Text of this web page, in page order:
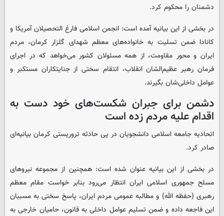
دشمنان را محکوم کرد.
در بخشی از این بیانیه آمده است: انجمن اسلامی فارغ التحصیلان آمریکا و
کانادا ضمن تسلیت به خانواده‌های معظم شهدای گلزار کرمان، مردم
ایران و محور مقاومت، از همه مسئولان کشور می‌خواهد که در اجرای
فرمان رهبر عظیم‌الشان انقلاب، انتقام سختی از جنایتکاران مستکبر و
عوامل داخلی‌شان بگیرند.
دشمن برای جبران شکست‌های خود دست به
اقدام علیه مردم زده است
اتحادیه جامعه اسلامی دانشجویان در پی حادثه تروریستی کرمان بیانیه‌ای
صادر کرد.
در بخشی از این بیانیه عنوان شده است: همچنین از مجموعه نیروهای
مسلح جمهوری اسلامی ایران انتظار می‌رود بنابر خواست مقام معظم
رهبری (حفظه الله) و مطالبه عمومی مردم ایران، پاسخ سختی به مسببان
این فاجعه داده و ضمن تسلیم عوامل داخلی به قانون، حامیان خارجی به